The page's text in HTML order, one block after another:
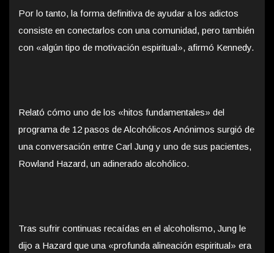
Por lo tanto, la forma definitiva de ayudar a los adictos
consiste en conectarlos con una comunidad, pero también
con «algún tipo de motivación espiritual», afirmó Kennedy.
Relató cómo uno de los «hitos fundamentales» del
programa de 12 pasos de Alcohólicos Anónimos surgió de
una conversación entre Carl Jung y uno de sus pacientes,
Rowland Hazard, un adinerado alcohólico.
Tras sufrir continuas recaídas en el alcoholismo, Jung le
dijo a Hazard que una «profunda alineación espiritual» era